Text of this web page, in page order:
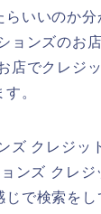
いいのか
ョンズのお
店でクレジ
。
ズ クレジ
ンズ クレ
で検索をし